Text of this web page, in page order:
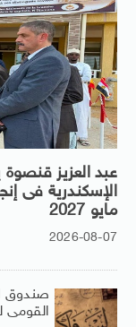
عبد العزيز قنصوة
الإسكندرية فى
مايو 2027
2026-08-07
صندوق
القومى